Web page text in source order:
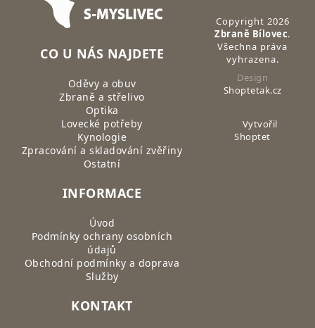
CO U NÁS NAJDETE
Oděvy a obuv
Zbraně a střelivo
Optika
Lovecké potřeby
Kynologie
Zpracování a skladování zvěřiny
Ostatní
INFORMACE
Úvod
Podmínky ochrany osobních
údajů
Obchodní podmínky a doprava
Služby
KONTAKT
Copyright 2026
Zbraně Bílovec.
Všechna práva
vyhrazena.
Design
Shoptetak.cz
Vytvořil
Shoptet